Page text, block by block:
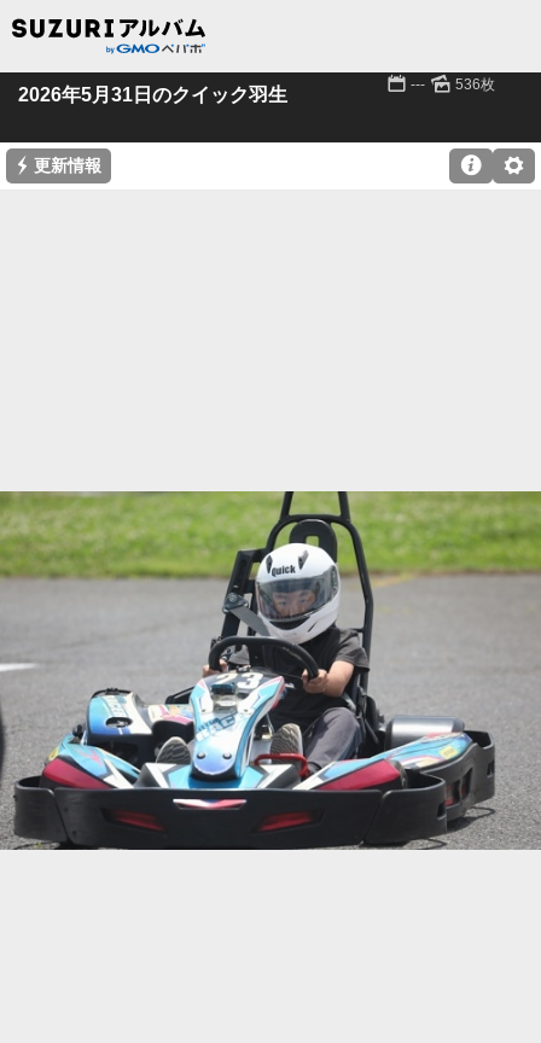
2026年5月31日のクイック羽生 📅 --- 🌄 536枚
⚡ 更新情報 ⚙
